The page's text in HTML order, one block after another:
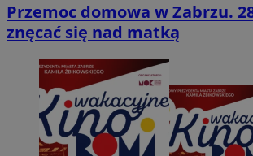
Przemoc domowa w Zabrzu.
znęcać się nad matką